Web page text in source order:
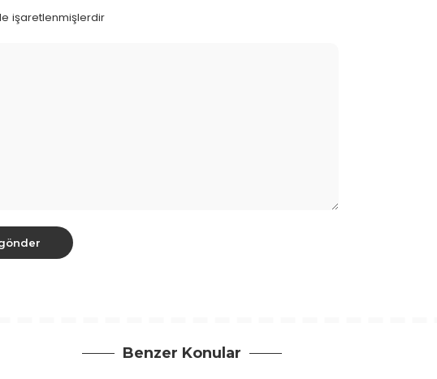
işaretlenmişlerdir
Benzer Konular